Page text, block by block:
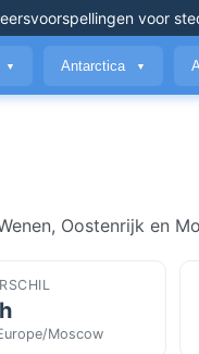
voor
▼ Antarctica ▼
Oostenrijk en
Moscow